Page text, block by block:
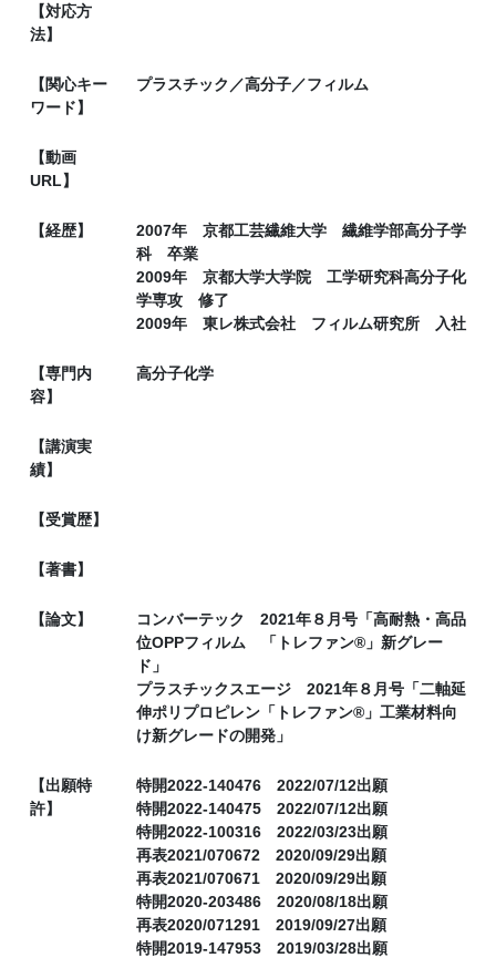
【対応方
法】
【関心キー
ワード】
プラスチック／高分子／フィルム
【動画
URL】
【経歴】
2007年 京都工芸繊維大学 繊維学部高分子学
科 卒業
2009年 京都大学大学院 工学研究科高分子化
学専攻 修了
2009年 東レ株式会社 フィルム研究所 入社
【専門内
容】
高分子化学
【講演実
績】
【受賞歴】
【著書】
【論文】
コンバーテック 2021年８月号「高耐熱・高品
位OPPフィルム 「トレファン®」新グレー
ド」
プラスチックスエージ 2021年８月号「二軸延
伸ポリプロピレン「トレファン®」工業材料向
け新グレードの開発」
【出願特
許】
特開2022-140476 2022/07/12出願
特開2022-140475 2022/07/12出願
特開2022-100316 2022/03/23出願
再表2021/070672 2020/09/29出願
再表2021/070671 2020/09/29出願
特開2020-203486 2020/08/18出願
再表2020/071291 2019/09/27出願
特開2019-147953 2019/03/28出願